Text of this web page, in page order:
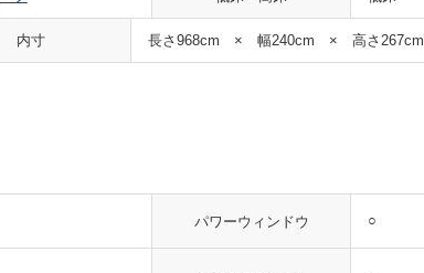
内寸 長さ968cm × 幅240cm × 高さ267cm
パワーウィンドウ ○